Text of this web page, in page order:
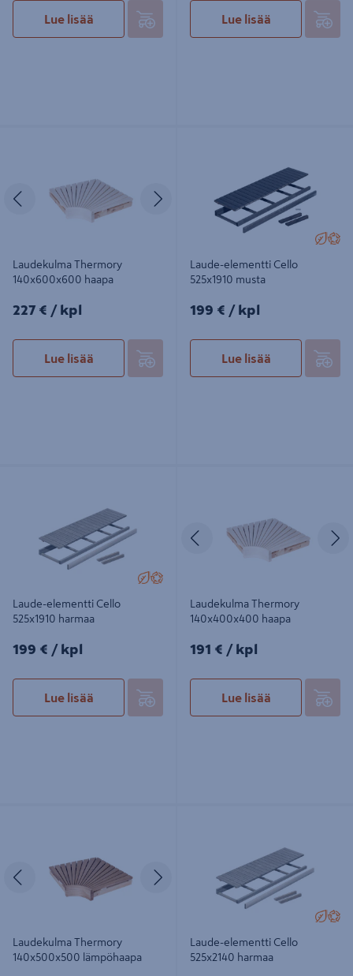
Lue lisää Lue lisää
Edellinen
Laudekulma Thermory
140x600x600 haapa
227€/kpl
227 € / kpl
Lue lisää
Laude-elementti Cello
525x1910 musta
199€/kpl
199 € / kpl
Lue lisää
Laude-elementti Cello
525x1910 harmaa
199€/kpl
199 € / kpl
Lue lisää
Edellinen
Laudekulma Thermory
140x400x400 haapa
191€/kpl
191 € / kpl
Lue lisää
Edellinen
Laudekulma Thermory
140x500x500 lämpöhaapa
Laude-elementti Cello
525x2140 harmaa